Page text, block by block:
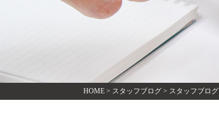
HOME > スタッフブログ > スタッフブログ